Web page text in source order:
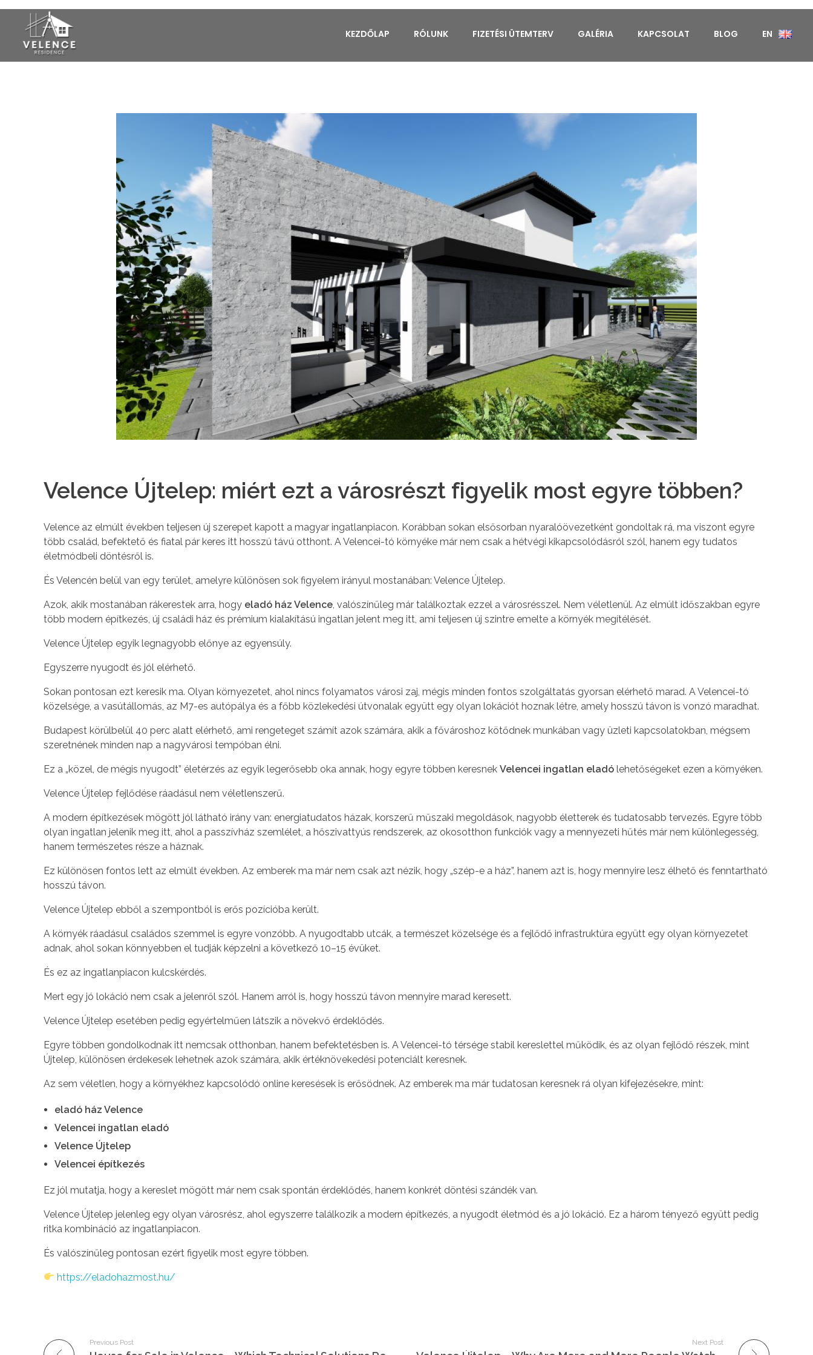
Eladó ház Velence, eladó ház
Eladó ház Velence, eladó ház
KEZDŐLAP RÓLUNK FIZETÉSI ÜTEMTERV GALÉRIA KAPCSOLAT BLOG EN
Velence Újtelep: miért ezt a városrészt figyelik most egyre többen?
Velence az elmúlt években teljesen új szerepet kapott a magyar ingatlanpiacon. Korábban sokan elsősorban nyaralóövezetként gondoltak rá, ma viszont egyre
több család, befektető és fiatal pár keres itt hosszú távú otthont. A Velencei-tó környéke már nem csak a hétvégi kikapcsolódásról szól, hanem egy tudatos
életmódbeli döntésről is.
És Velencén belül van egy terület, amelyre különösen sok figyelem irányul mostanában: Velence Újtelep.
Azok, akik mostanában rákerestek arra, hogy eladó ház Velence , valószínűleg már találkoztak ezzel a városrésszel. Nem véletlenül. Az elmúlt időszakban egyre
több modern építkezés, új családi ház és prémium kialakítású ingatlan jelent meg itt, ami teljesen új szintre emelte a környék megítélését.
Velence Újtelep egyik legnagyobb előnye az egyensúly.
Egyszerre nyugodt és jól elérhető.
Sokan pontosan ezt keresik ma. Olyan környezetet, ahol nincs folyamatos városi zaj, mégis minden fontos szolgáltatás gyorsan elérhető marad. A Velencei-tó
közelsége, a vasútállomás, az M7-es autópálya és a főbb közlekedési útvonalak együtt egy olyan lokációt hoznak létre, amely hosszú távon is vonzó maradhat.
Budapest körülbelül 40 perc alatt elérhető, ami rengeteget számít azok számára, akik a fővároshoz kötődnek munkában vagy üzleti kapcsolatokban, mégsem
szeretnének minden nap a nagyvárosi tempóban élni.
Ez a „közel, de mégis nyugodt” életérzés az egyik legerősebb oka annak, hogy egyre többen keresnek Velencei ingatlan eladó lehetőségeket ezen a környéken.
Velence Újtelep fejlődése ráadásul nem véletlenszerű.
A modern építkezések mögött jól látható irány van: energiatudatos házak, korszerű műszaki megoldások, nagyobb életterek és tudatosabb tervezés. Egyre több
olyan ingatlan jelenik meg itt, ahol a passzívház szemlélet, a hőszivattyús rendszerek, az okosotthon funkciók vagy a mennyezeti hűtés már nem különlegesség,
hanem természetes része a háznak.
Ez különösen fontos lett az elmúlt években. Az emberek ma már nem csak azt nézik, hogy „szép-e a ház”, hanem azt is, hogy mennyire lesz élhető és fenntartható
hosszú távon.
Velence Újtelep ebből a szempontból is erős pozícióba került.
A környék ráadásul családos szemmel is egyre vonzóbb. A nyugodtabb utcák, a természet közelsége és a fejlődő infrastruktúra együtt egy olyan környezetet
adnak, ahol sokan könnyebben el tudják képzelni a következő 10–15 évüket.
És ez az ingatlanpiacon kulcskérdés.
Mert egy jó lokáció nem csak a jelenről szól. Hanem arról is, hogy hosszú távon mennyire marad keresett.
Velence Újtelep esetében pedig egyértelműen látszik a növekvő érdeklődés.
Egyre többen gondolkodnak itt nemcsak otthonban, hanem befektetésben is. A Velencei-tó térsége stabil kereslettel működik, és az olyan fejlődő részek, mint
Újtelep, különösen érdekesek lehetnek azok számára, akik értéknövekedési potenciált keresnek.
Az sem véletlen, hogy a környékhez kapcsolódó online keresések is erősödnek. Az emberek ma már tudatosan keresnek rá olyan kifejezésekre, mint:
eladó ház Velence
Velencei ingatlan eladó
Velence Újtelep
Velencei építkezés
Ez jól mutatja, hogy a kereslet mögött már nem csak spontán érdeklődés, hanem konkrét döntési szándék van.
Velence Újtelep jelenleg egy olyan városrész, ahol egyszerre találkozik a modern építkezés, a nyugodt életmód és a jó lokáció. Ez a három tényező együtt pedig
ritka kombináció az ingatlanpiacon.
És valószínűleg pontosan ezért figyelik most egyre többen.
https://eladohazmost.hu/
Previous Post Next Post